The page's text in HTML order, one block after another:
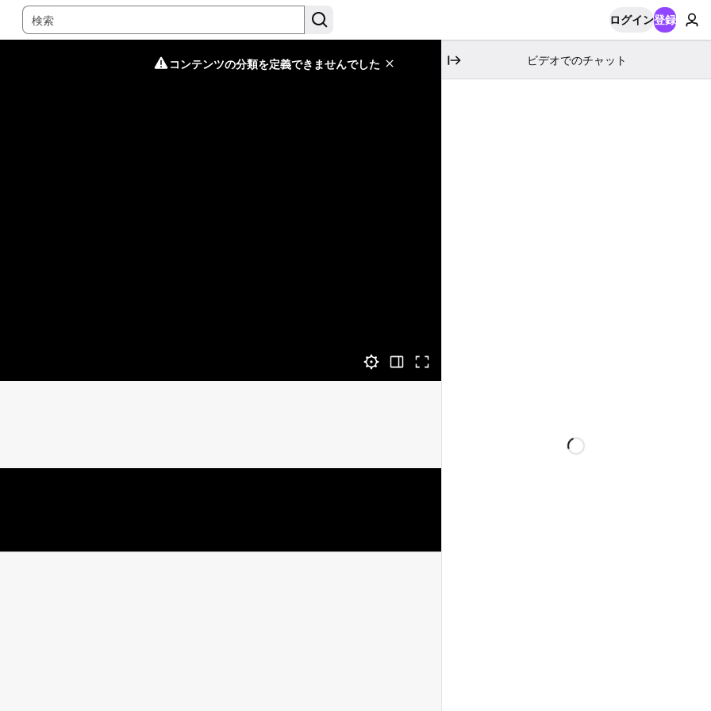
ログイン登録
コンテンツの分類を定義できませんでした ビデオでのチャット